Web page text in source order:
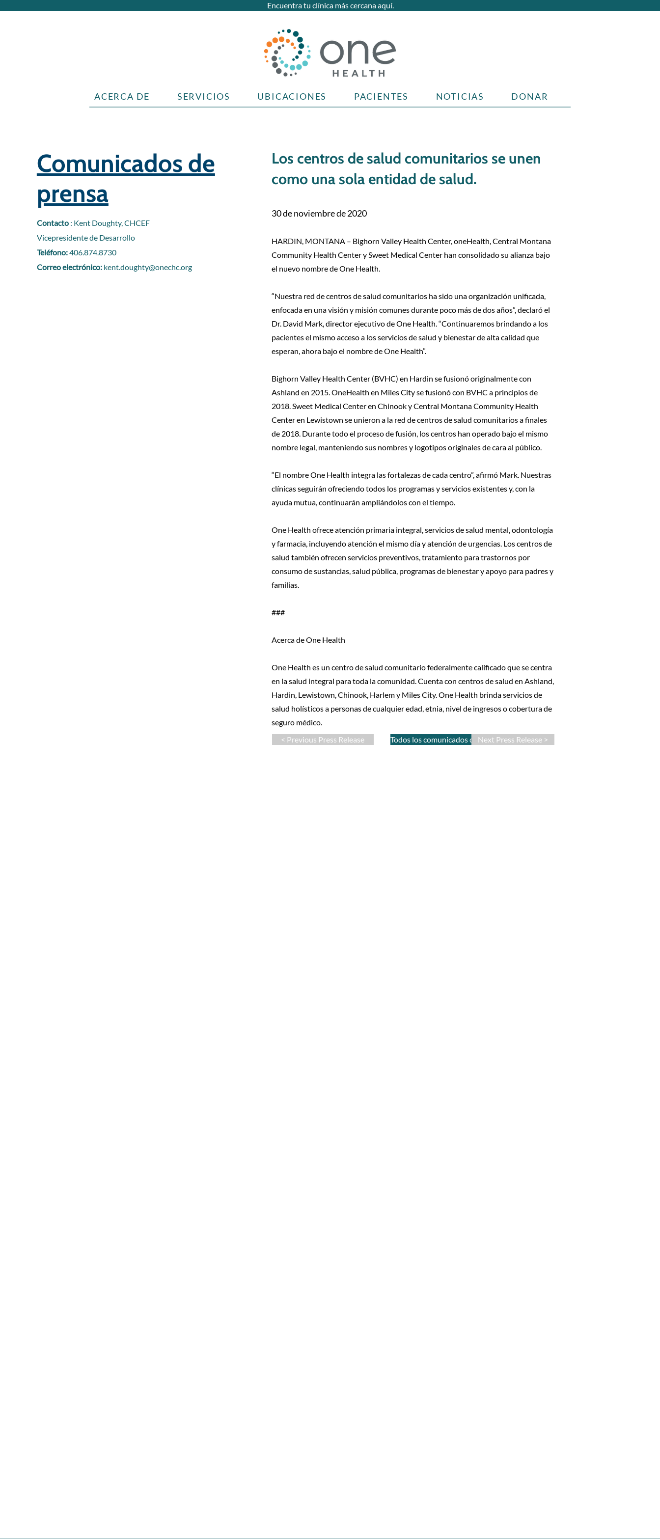
Encuentra tu clínica más cercana aquí.
ACERCA DE SERVICIOS UBICACIONES PACIENTES NOTICIAS DONAR
Comunicados de
prensa
Contacto: Kent Doughty, CHCEF
Vicepresidente de Desarrollo
Teléfono:406.874.8730
Correo electrónico: kent.doughty@onechc.org
Los centros de salud comunitarios se unen
como una sola entidad de salud.
30 de noviembre de 2020
HARDIN, MONTANA – Bighorn Valley Health Center, oneHealth, Central Montana
Community Health Center y Sweet Medical Center han consolidado su alianza bajo
el nuevo nombre de One Health.
“Nuestra red de centros de salud comunitarios ha sido una organización unificada,
enfocada en una visión y misión comunes durante poco más de dos años”, declaró el
Dr. David Mark, director ejecutivo de One Health. “Continuaremos brindando a los
pacientes el mismo acceso a los servicios de salud y bienestar de alta calidad que
esperan, ahora bajo el nombre de One Health”.
Bighorn Valley Health Center (BVHC) en Hardin se fusionó originalmente con
Ashland en 2015. OneHealth en Miles City se fusionó con BVHC a principios de
2018. Sweet Medical Center en Chinook y Central Montana Community Health
Center en Lewistown se unieron a la red de centros de salud comunitarios a finales
de 2018. Durante todo el proceso de fusión, los centros han operado bajo el mismo
nombre legal, manteniendo sus nombres y logotipos originales de cara al público.
“El nombre One Health integra las fortalezas de cada centro”, afirmó Mark. Nuestras
clínicas seguirán ofreciendo todos los programas y servicios existentes y, con la
ayuda mutua, continuarán ampliándolos con el tiempo.
One Health ofrece atención primaria integral, servicios de salud mental, odontología
y farmacia, incluyendo atención el mismo día y atención de urgencias. Los centros de
salud también ofrecen servicios preventivos, tratamiento para trastornos por
consumo de sustancias, salud pública, programas de bienestar y apoyo para padres y
familias.
###
Acerca de One Health
One Health es un centro de salud comunitario federalmente calificado que se centra
en la salud integral para toda la comunidad. Cuenta con centros de salud en Ashland,
Hardin, Lewistown, Chinook, Harlem y Miles City. One Health brinda servicios de
salud holísticos a personas de cualquier edad, etnia, nivel de ingresos o cobertura de
seguro médico.
< Previous Press Release
Todos los comunicados de prensaNext Press Release >